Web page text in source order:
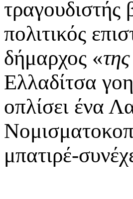
πολιτικός
δήμαρχος «
Ελλαδίτσα
οπλίσει ένα
μπατιρέ-